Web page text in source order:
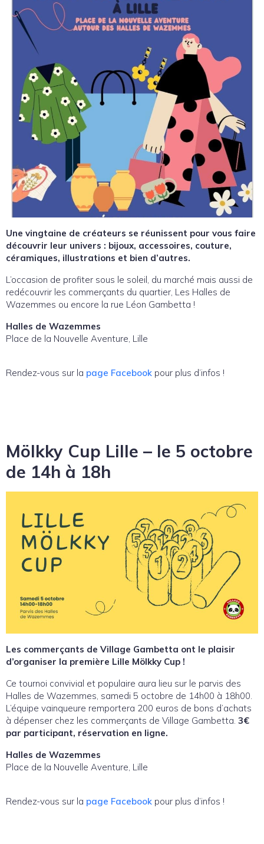
Une vingtaine de créateurs se réunissent pour vous faire
découvrir leur univers : bijoux, accessoires, couture,
céramiques, illustrations et bien d’autres.
L’occasion de profiter sous le soleil, du marché mais aussi de
redécouvrir les commerçants du quartier, Les Halles de
Wazemmes ou encore la rue Léon Gambetta !
Halles de Wazemmes
Place de la Nouvelle Aventure, Lille
Rendez-vous sur la page Facebook pour plus d’infos !
Mölkky Cup Lille – le 5 octobre
de 14h à 18h
Les commerçants de Village Gambetta ont le plaisir
d’organiser la première Lille Mölkky Cup !
Ce tournoi convivial et populaire aura lieu sur le parvis des
Halles de Wazemmes, samedi 5 octobre de 14h00 à 18h00.
L’équipe vainqueure remportera 200 euros de bons d’achats
à dépenser chez les commerçants de Village Gambetta. 3€
par participant, réservation en ligne.
Halles de Wazemmes
Place de la Nouvelle Aventure, Lille
Rendez-vous sur la page Facebook pour plus d’infos !